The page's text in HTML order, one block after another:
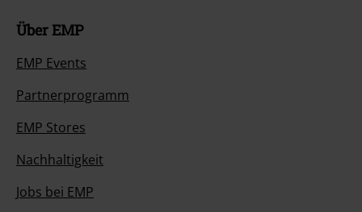
Über EMP
EMP Events
Partnerprogramm
EMP Stores
Nachhaltigkeit
Jobs bei EMP